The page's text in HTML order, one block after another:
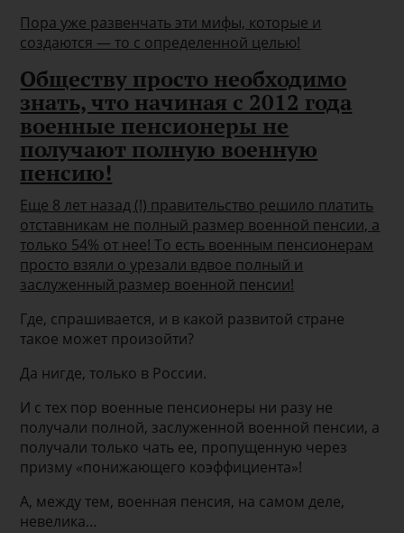
Пора уже развенчать эти мифы, которые и
создаются — то с определенной целью!
Обществу просто необходимо
знать, что начиная с 2012 года
военные пенсионеры не
получают полную военную
пенсию!
Еще 8 лет назад (!) правительство решило платить
отставникам не полный размер военной пенсии, а
только 54% от нее! То есть военным пенсионерам
просто взяли о урезали вдвое полный и
заслуженный размер военной пенсии!
Где, спрашивается, и в какой развитой стране
такое может произойти?
Да нигде, только в России.
И с тех пор военные пенсионеры ни разу не
получали полной, заслуженной военной пенсии, а
получали только чать ее, пропущенную через
призму «понижающего коэффициента»!
А, между тем, военная пенсия, на самом деле,
невелика…